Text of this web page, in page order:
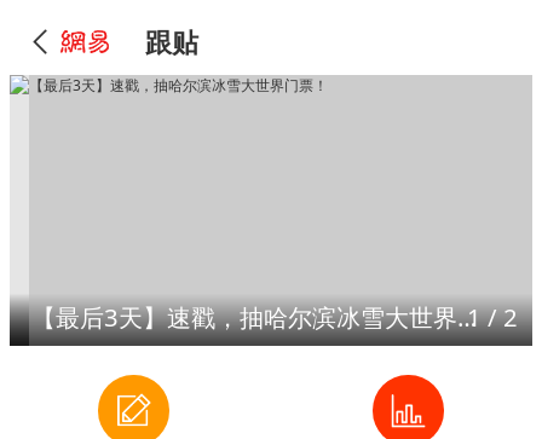
跟贴
【最后3天】速戳，抽哈尔滨冰雪大世界门票！1/2